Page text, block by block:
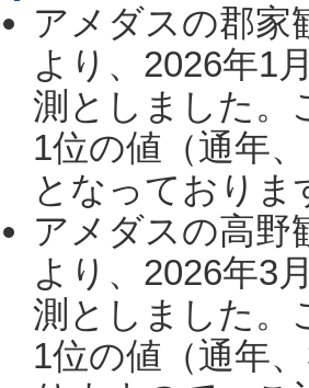
アメダスの郡家
より、2026年1
測としました。
1位の値（通年
となっておりま
アメダスの高野
より、2026年3
測としました。
1位の値（通年